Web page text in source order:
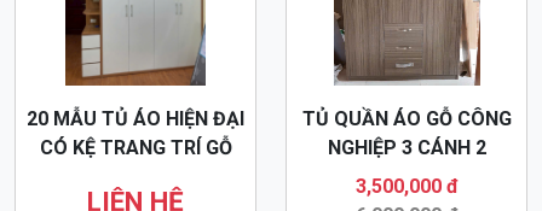
GỌI NGAY: 0973931357